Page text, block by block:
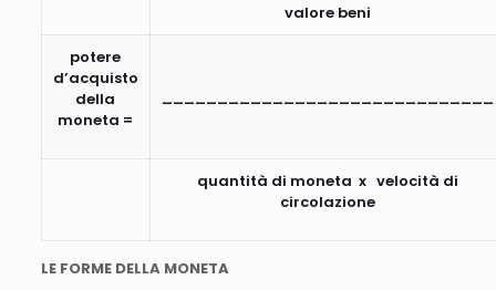
valore beni
potere
d’acquisto
della
moneta =
quantità di moneta x velocità di
circolazione
LE FORME DELLA MONETA